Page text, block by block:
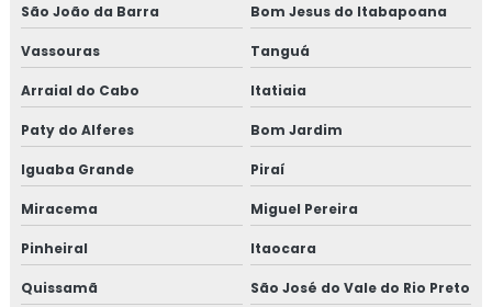
Consultoria em legislação de alimentos
Consultoria em manipulação de alimentos
Consultoria em manutenção sgq para recertificação
Consultoria em mapeamento de processos e gestão de
Consultoria em microbiologia de alimentos com base em
salmonella
São João da Barra Bom Jesus do Itabapoana
Vassouras Tanguá
Arraial do Cabo Itatiaia
Paty do Alferes Bom Jardim
Iguaba Grande Piraí
Miracema Miguel Pereira
Pinheiral Itaocara
Quissamã São José do Vale do Rio Preto